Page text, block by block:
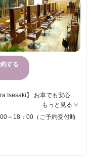
する
連取本町交差点の角！スグに見つかる【Natura Isesaki】 お車でも安心、駐車場25台完備。来店時にホッと安心して頂ける内装にこだわり、店内はウッド調の落ち着いた空間に。＜お子様連れ☆男性歓迎＞だから、ファミリーでも通っていただけます◎ ＜カラースペシャリスト在籍！確かな技術で思い通りの仕上がりへ＞ 流行のカラーはもちろん、自分に合うカラーのご相談も是非！！お客様のイメージやライフスタイルに合わせた、ピッタリの色をご提案いたします。豊富な種類からあなただけのカラーを見つけましょう☆ ＜カットもお任せ！メンズカットも得意★＞ 濡れた状態（ウエットカット）と乾いた状態（ドライカット）を使い分けるカット技術。毎日のお手入れがとっても楽になります。自然な仕上がり、だけど周りと差がつくワンランク上のスタイルを♪ 《Natura Isesaki》があなたの“自分スタイル”叶えます！
もっと見る
～18：00（ご予約受付時